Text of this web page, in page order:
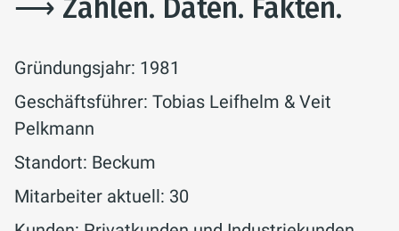
⟶ Zahlen. Daten. Fakten.
Gründungsjahr: 1981
Geschäftsführer: Tobias Leifhelm & Veit
Pelkmann
Standort: Beckum
Mitarbeiter aktuell: 30